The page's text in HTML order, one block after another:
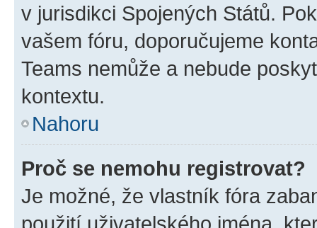
v jurisdikci Spojených Států.
vašem fóru, doporučujeme
Teams nemůže a nebude
kontextu.
Nahoru
Proč se nemohu registrovat?
Je možné, že vlastník fóra
použití uživatelského jména,